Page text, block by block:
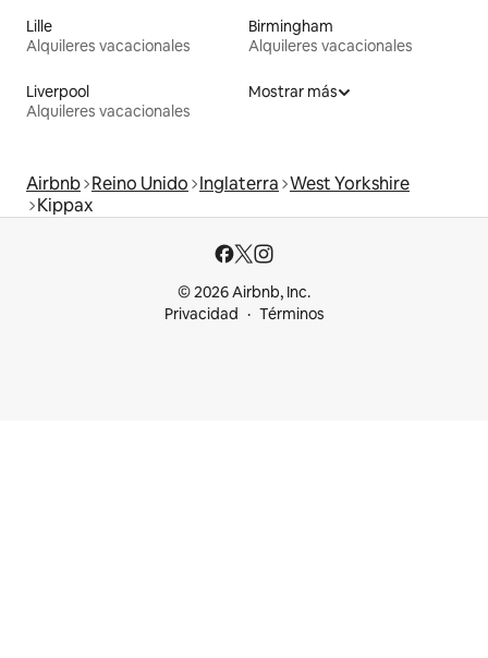
Lille
Alquileres vacacionales
Birmingham
Alquileres vacacionales
Liverpool
Alquileres vacacionales
Mostrar más
Airbnb Reino Unido Inglaterra West Yorkshire
Kippax
© 2026 Airbnb, Inc.
Privacidad
Términos